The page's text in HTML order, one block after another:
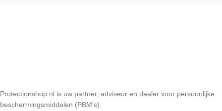
Protectionshop.nl is uw partner, adviseur en dealer voor persoonlijke
beschermingsmiddelen (PBM's).